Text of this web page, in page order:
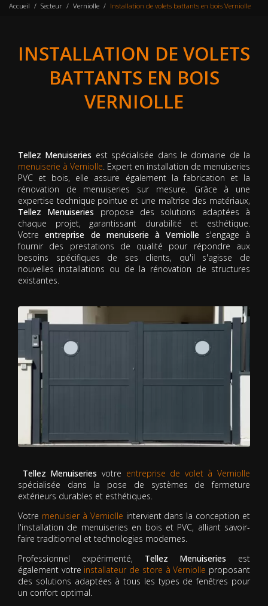
Accueil Secteur Verniolle Installation de volets battants en bois Verniolle
INSTALLATION DE VOLETS
BATTANTS EN BOIS
VERNIOLLE
Tellez Menuiseries est spécialisée dans le domaine de la
menuiserie à Verniolle. Expert en installation de menuiseries
PVC et bois, elle assure également la fabrication et la
rénovation de menuiseries sur mesure. Grâce à une
expertise technique pointue et une maîtrise des matériaux,
Tellez Menuiseries propose des solutions adaptées à
chaque projet, garantissant durabilité et esthétique.
Votreentreprise de menuiserie à Verniolle s'engage à
fournir des prestations de qualité pour répondre aux
besoins spécifiques de ses clients, qu'il s'agisse de
nouvelles installations ou de la rénovation de structures
existantes.
Tellez Menuiseries votre entreprise de volet à Verniolle
spécialisée dans la pose de systèmes de fermeture
extérieurs durables et esthétiques.
Votre menuisier à Verniolle intervient dans la conception et
l'installation de menuiseries en bois et PVC, alliant savoir-
faire traditionnel et technologies modernes.
Professionnel expérimenté, Tellez Menuiseries est
également votre installateur de store à Verniolle proposant
des solutions adaptées à tous les types de fenêtres pour
un confort optimal.